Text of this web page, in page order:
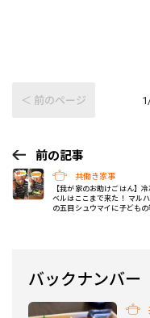
＜ 前のページ
前の記事
共働き家事
【我が家のお助けごはん】
ベルはここまで来た！ マル
の五目シュウマイに子ども
バックナンバー